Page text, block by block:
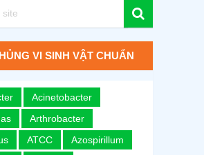
VI SINH VẬT CHUẨN
Acinetobacter
Arthrobacter
ATCC
Azospirillum